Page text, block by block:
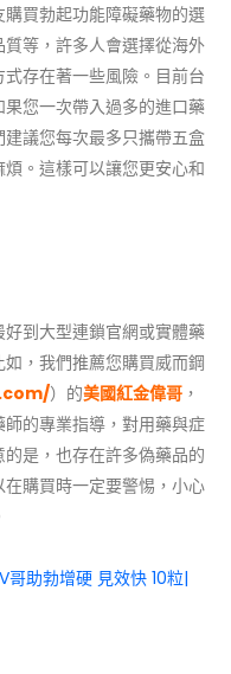
買勃起功能障礙藥物的選
等，許多人會選擇從海外
式存在著一些風險。目前台
您一次帶入過多的進口藥
議您每次最多只攜帶五盒
。這樣可以讓您更安心和
好到大型連鎖官網或實體藥
，我們推薦您購買威而鋼
）的美國紅金偉哥 ，
的專業指導，對用藥與症
是，也存在許多偽藥品的
購買時一定要警惕，小心
哥助勃增硬 見效快 10粒|